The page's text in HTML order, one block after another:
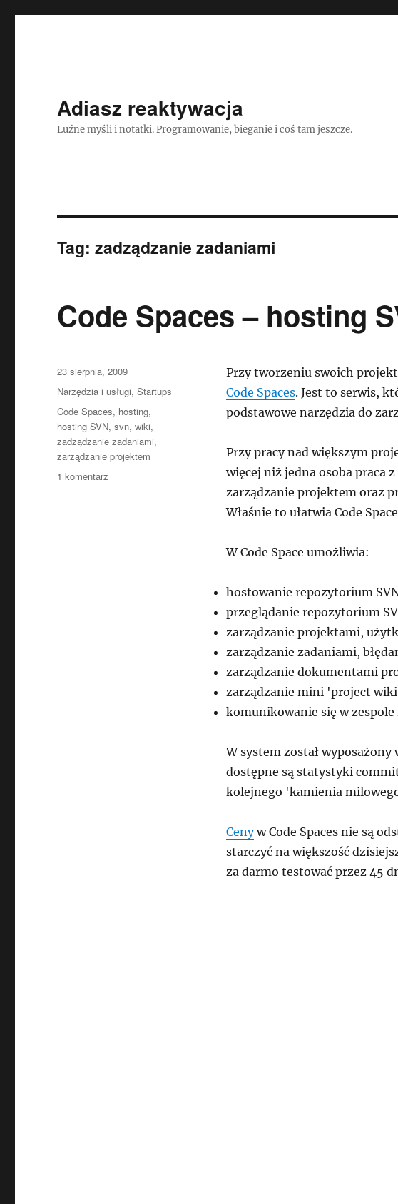
Adiasz reaktywacja
Luźne myśli i notatki. Programowanie, bieganie i coś tam jeszcze.
Tag:zadządzanie zadaniami
Code Spaces – hosting
Przy tworzeniu swoich
Code Spaces. Jest to serwis,
podstawowe narzędzia do
Przy pracy nad większym
więcej niż jedna osoba praca
zarządzanie projektem oraz
Właśnie to ułatwia Code
W Code Space umożliwia:
hostowanie repozytorium
przeglądanie repozytorium
zarządzanie projektami,
zarządzanie zadaniami,
zarządzanie dokumentami
zarządzanie mini 'project
komunikowanie się w
W system został
dostępne są statystyki
kolejnego 'kamienia
Cenyw Code Spaces nie są
starczyć na większość
za darmo testować przez 45
Data
publikacji
23 sierpnia, 2009
Kategorie
Narzędzia i usługi,Startups
Tagi
Code Spaces, hosting,
hosting SVN,svn,wiki,
zadządzanie zadaniami,
zarządzanie projektem
1 komentarz